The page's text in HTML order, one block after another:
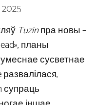
Tuzinпра новы –
планы
сусветнае
развалілася,
супраць